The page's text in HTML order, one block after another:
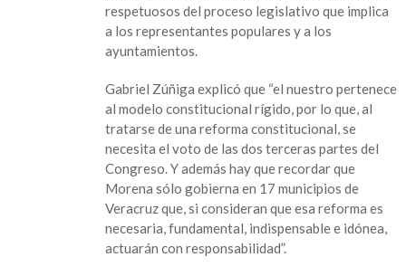
respetuosos del proceso legislativo que implica
a los representantes populares y a los
ayuntamientos.
Gabriel Zúñiga explicó que “el nuestro pertenece
al modelo constitucional rígido, por lo que, al
tratarse de una reforma constitucional, se
necesita el voto de las dos terceras partes del
Congreso. Y además hay que recordar que
Morena sólo gobierna en 17 municipios de
Veracruz que, si consideran que esa reforma es
necesaria, fundamental, indispensable e idónea,
actuarán con responsabilidad”.